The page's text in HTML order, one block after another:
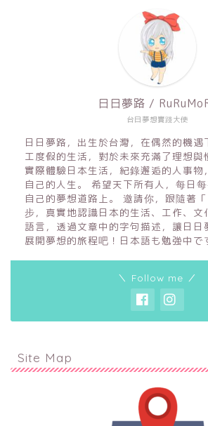
台日夢想實踐大使
日日夢路 /
日日夢路，出生於台灣，在偶然的機遇
工度假的生活，對於未來充滿了理想與
實際體驗日本生活，紀錄邂逅的人事物
自己的人生。 希望天下所有人，每日
自己的夢想道路上。 邀請你，跟隨著
步，真實地認識日本的生活、工作、文
語言，透過文章中的字句描述，讓日日
展開夢想的旅程吧！日本語も勉強中で
＼ Follow me ／
Site Map